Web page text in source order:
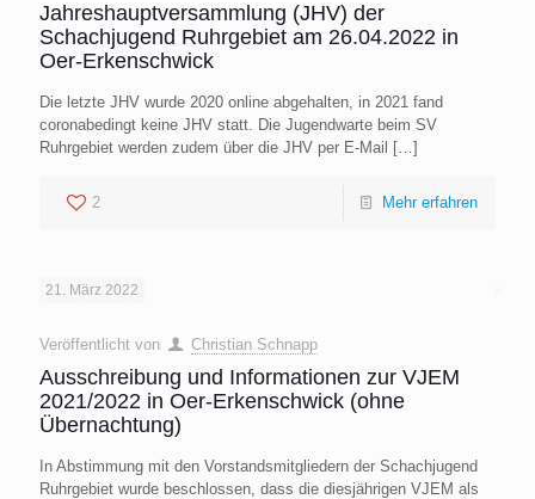
Jahreshauptversammlung (JHV) der
Schachjugend Ruhrgebiet am 26.04.2022 in
Oer-Erkenschwick
Die letzte JHV wurde 2020 online abgehalten, in 2021 fand
coronabedingt keine JHV statt. Die Jugendwarte beim SV
Ruhrgebiet werden zudem über die JHV per E-Mail
[…]
2 Mehr erfahren
21. März 2022
Veröffentlicht von Christian Schnapp
Ausschreibung und Informationen zur VJEM
2021/2022 in Oer-Erkenschwick (ohne
Übernachtung)
In Abstimmung mit den Vorstandsmitgliedern der Schachjugend
Ruhrgebiet wurde beschlossen, dass die diesjährigen VJEM als